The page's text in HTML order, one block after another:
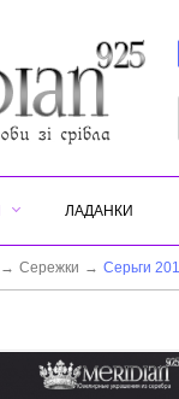
ЛАДАНКИ
→ Сережки → Серьги